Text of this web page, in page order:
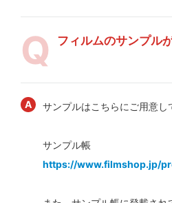
フィルムのサンプル
サンプルはこちらにご用意し
サンプル帳
https://www.filmshop.jp/